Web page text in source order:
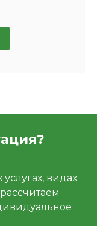
видах